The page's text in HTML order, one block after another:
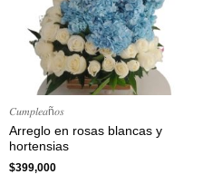
𝐶𝑢𝑚𝑝𝑙𝑒𝑎ñ𝑜𝑠
Arreglo en rosas blancas y
hortensias
$399,000